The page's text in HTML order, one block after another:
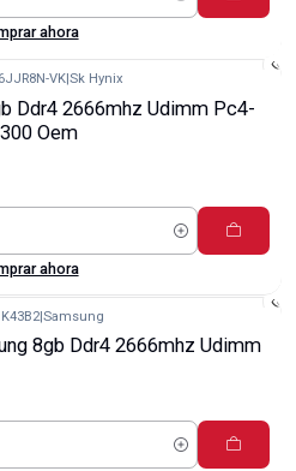
ahora
VK| Sk Hynix
Ddr4 2666mhz Udimm Pc4-
Oem
ahora
|Samsung
8gb Ddr4 2666mhz Udimm